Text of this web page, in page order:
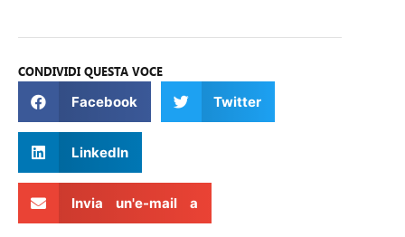
CONDIVIDI QUESTA VOCE
Facebook Twitter
LinkedIn
Invia un'e-mail a